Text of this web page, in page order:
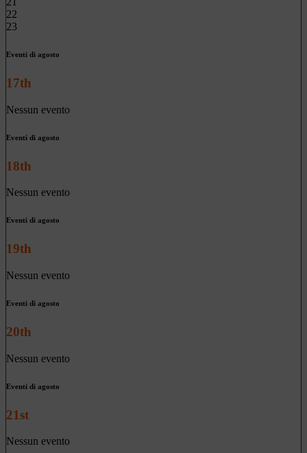
22
23
Eventi di agosto
17th
Nessun evento
Eventi di agosto
18th
Nessun evento
Eventi di agosto
19th
Nessun evento
Eventi di agosto
20th
Nessun evento
Eventi di agosto
21st
Nessun evento